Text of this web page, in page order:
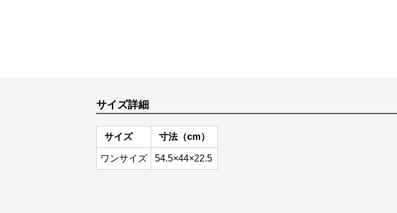
サイズ詳細
サイズ 寸法（cm）
ワンサイズ 54.5×44×22.5